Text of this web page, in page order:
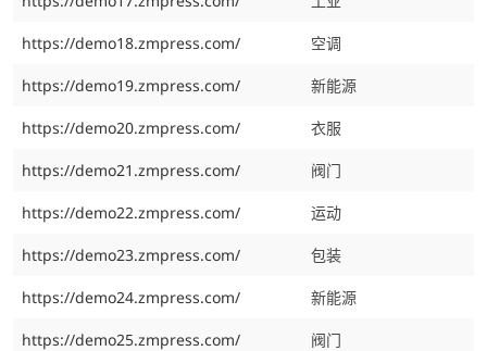
https://demo18.zmpress.com/ 空调
https://demo19.zmpress.com/ 新能源
https://demo20.zmpress.com/ 衣服
https://demo21.zmpress.com/ 阀门
https://demo22.zmpress.com/ 运动
https://demo23.zmpress.com/ 包装
https://demo24.zmpress.com/ 新能源
https://demo25.zmpress.com/ 阀门